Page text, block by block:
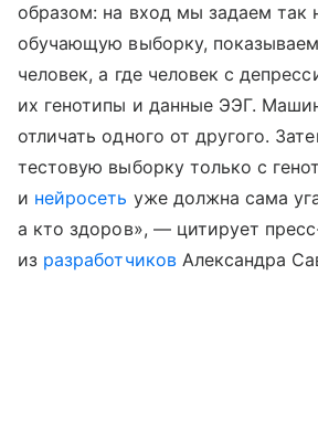
образом: на вход мы задаем так
обучающую выборку,
человек, а где человек с
их генотипы и данные ЭЭГ.
отличать одного от другого.
тестовую выборку только с
и нейросеть уже должна сама
а кто здоров», — цитирует
из разработчиковАлександра